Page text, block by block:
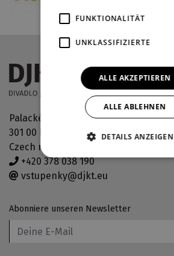
Palackého náměstí 30
301 00 Plzeň
Czech republic
+420 378 038 190
vstupenky@djkt.eu
Abonniere unseren Newsletter
FUNKTIONALITÄT
UNKLASSIFIZIERTE
ALLE AKZEPTIEREN
ALLE ABLEHNEN
DETAILS ANZEIGEN